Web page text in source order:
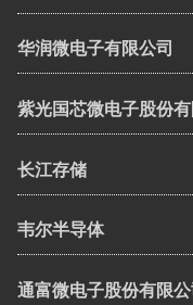
华润微电子有限公司
紫光国芯微电子股份有
长江存储
韦尔半导体
通富微电子股份有限公